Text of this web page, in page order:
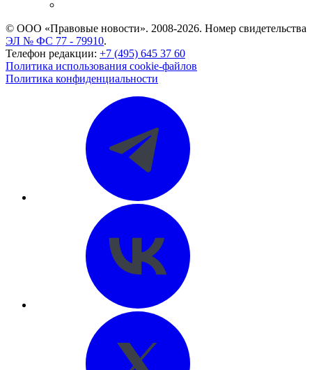
© ООО «Правовые новости». 2008-2026. Номер свидетельства
ЭЛ № ФС 77 - 79910.
Телефон редакции: +7 (495) 645 37 60
Политика использования cookie-файлов
Политика конфиденциальности